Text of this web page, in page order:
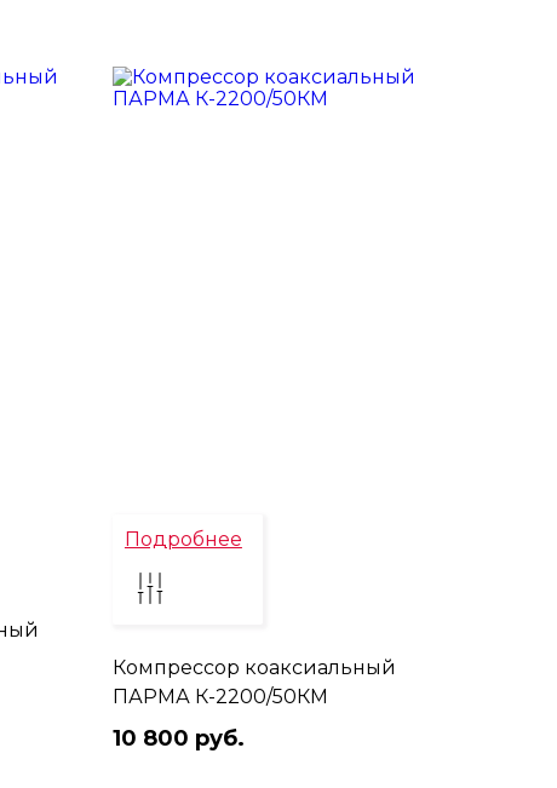
Подробнее
Компрессор коаксиальный
ПАРМА К-2200/50КМ
10 800 руб.